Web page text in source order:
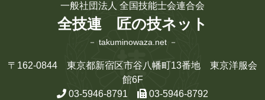
一般社団法人 全国技能士会連合会
全技連 匠の技ネット
－ takuminowaza.net －
〒162-0844 東京都新宿区市谷八幡町13番地 東京洋服会
館6F
03-5946-8791
03-5946-8792